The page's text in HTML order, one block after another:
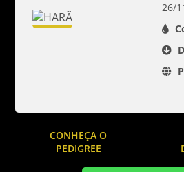
26/
CONHEÇA O
PEDIGREE